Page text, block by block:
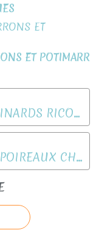
ET POTIMARR
LINGUINE AUX CREVETTES EPINARDS RICOTTA
QUICHE SANS PATE SAUMON POIREAUX CHEVRE